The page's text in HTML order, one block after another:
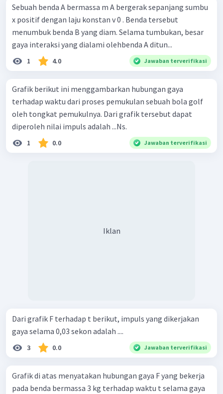
Sebuah benda A bermassa m A bergerak sepanjang sumbu
x positif dengan laju konstan v 0 . Benda tersebut
menumbuk benda B yang diam. Selama tumbukan, besar
gaya interaksi yang dialami olehbenda A ditun...
1 4.0 Jawaban terverifikasi
Grafik berikut ini menggambarkan hubungan gaya
terhadap waktu dari proses pemukulan sebuah bola golf
oleh tongkat pemukulnya. Dari grafik tersebut dapat
diperoleh nilai impuls adalah ...Ns.
1 0.0 Jawaban terverifikasi
Iklan
Dari grafik F terhadap t berikut, impuls yang dikerjakan
gaya selama 0,03 sekon adalah ....
3 0.0 Jawaban terverifikasi
Grafik di atas menyatakan hubungan gaya F yang bekerja
pada benda bermassa 3 kg terhadap waktu t selama gaya